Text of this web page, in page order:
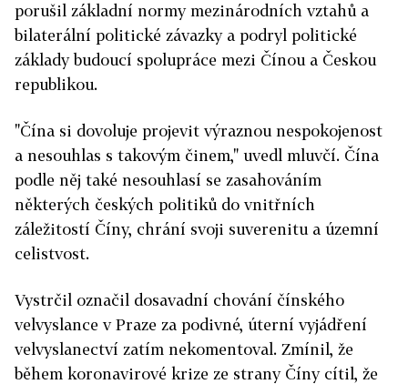
porušil základní normy mezinárodních vztahů a
bilaterální politické závazky a podryl politické
základy budoucí spolupráce mezi Čínou a Českou
republikou.
"Čína si dovoluje projevit výraznou nespokojenost
a nesouhlas s takovým činem," uvedl mluvčí. Čína
podle něj také nesouhlasí se zasahováním
některých českých politiků do vnitřních
záležitostí Číny, chrání svoji suverenitu a územní
celistvost.
Vystrčil označil dosavadní chování čínského
velvyslance v Praze za podivné, úterní vyjádření
velvyslanectví zatím nekomentoval. Zmínil, že
během koronavirové krize ze strany Číny cítil, že